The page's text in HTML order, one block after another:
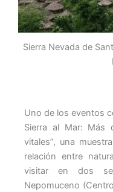
Sierra Nevada de
Uno de los eventos
Sierra al Mar: Más
vitales”, una
relación entre
visitar en dos
Nepomuceno